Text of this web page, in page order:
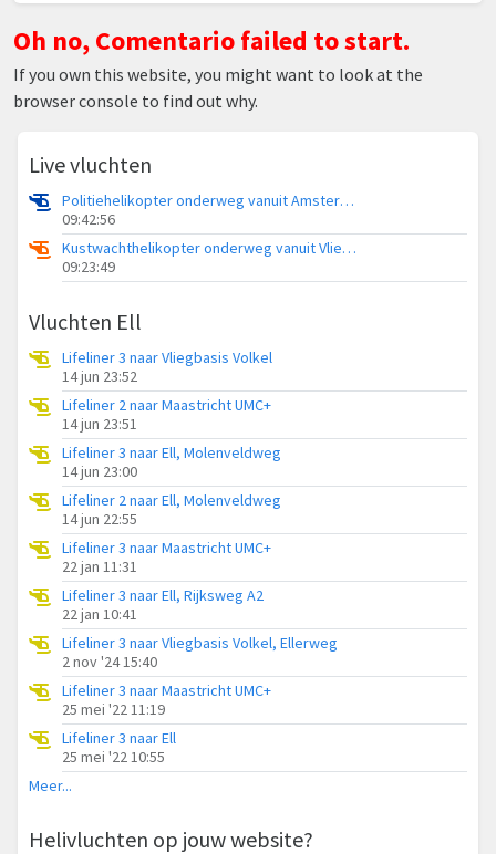
Oh no, Comentario failed to start.
If you own this website, you might want to look at the
browser console to find out why.
Live vluchten
Politiehelikopter onderweg vanuit Amsterdam Vliegveld Schiphol
09:42:56
Kustwachthelikopter onderweg vanuit Vliegveld Midden-Zeeland
09:23:49
Vluchten Ell
Lifeliner 3 naar Vliegbasis Volkel
14 jun 23:52
Lifeliner 2 naar Maastricht UMC+
14 jun 23:51
Lifeliner 3 naar Ell, Molenveldweg
14 jun 23:00
Lifeliner 2 naar Ell, Molenveldweg
14 jun 22:55
Lifeliner 3 naar Maastricht UMC+
22 jan 11:31
Lifeliner 3 naar Ell, Rijksweg A2
22 jan 10:41
Lifeliner 3 naar Vliegbasis Volkel, Ellerweg
2 nov '24 15:40
Lifeliner 3 naar Maastricht UMC+
25 mei '22 11:19
Lifeliner 3 naar Ell
25 mei '22 10:55
Meer...
Helivluchten op jouw website?